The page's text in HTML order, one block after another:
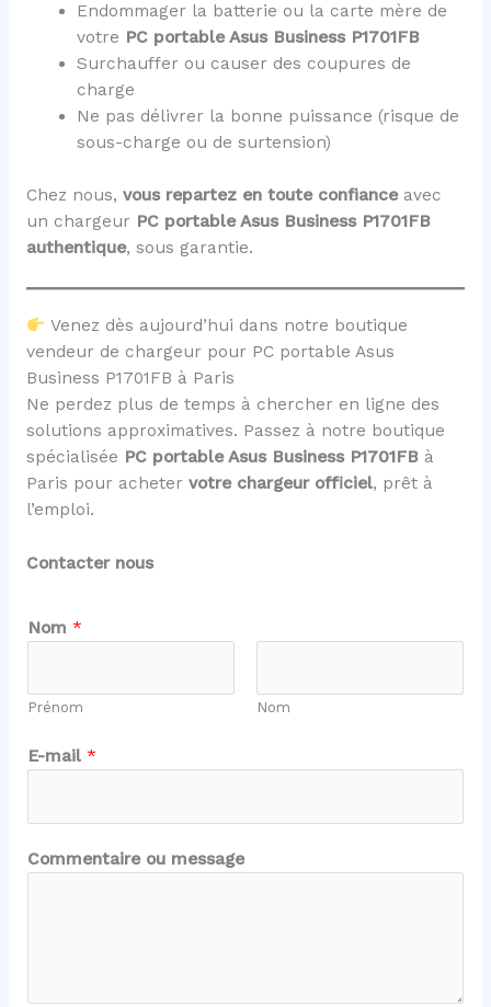
Endommager la batterie ou la carte mère de
votre PC portable Asus Business P1701FB
Surchauffer ou causer des coupures de
charge
Ne pas délivrer la bonne puissance (risque de
sous-charge ou de surtension)
Chez nous, vous repartez en toute confianceavec
un chargeur PC portable Asus Business P1701FB
authentique, sous garantie.
Venez dès aujourd’hui dans notre boutique
vendeur de chargeur pour PC portable Asus
Business P1701FB à Paris
Ne perdez plus de temps à chercher en ligne des
solutions approximatives. Passez à notre boutique
spécialisée PC portable Asus Business P1701FBà
Paris pour acheter votre chargeur officiel, prêt à
l’emploi.
Contacter nous
Nom *
Prénom Nom
N
o
*
o
u
E-mail *
Commentaire ou message